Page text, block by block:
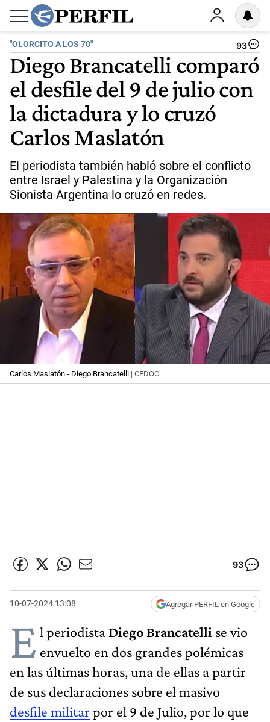
"OLORCITO A LOS 70" 93
Diego Brancatelli comparó
el desfile del 9 de julio con
la dictadura y lo cruzó
Carlos Maslatón
El periodista también habló sobre el conflicto
entre Israel y Palestina y la Organización
Sionista Argentina lo cruzó en redes.
Carlos Maslatón - Diego Brancatelli | CEDOC
93
10-07-2024 13:08 Agregar PERFIL en Google
E l periodista Diego Brancatelli se vio
envuelto en dos grandes polémicas
en las últimas horas, una de ellas a partir
de sus declaraciones sobre el masivo
desfile militar por el 9 de Julio, por lo que